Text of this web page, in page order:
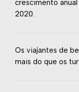
crescimento
2020.
Os viajantes de
mais do que os